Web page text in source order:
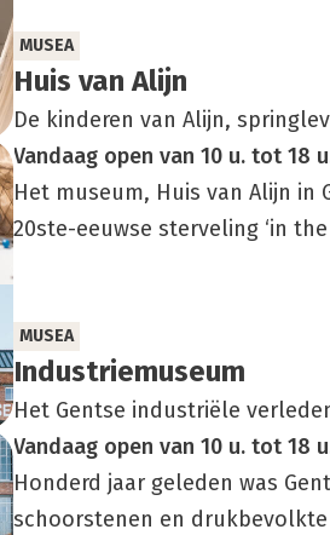
Huis van Alijn
De kinderen van Alijn,
MUSEA
Vandaag open van 10 u. tot18
Het museum, Huis van Alijn in
20ste-eeuwse sterveling ‘in
Indu­strie­mu­se­um
Het Gentse industriële
MUSEA
Vandaag open van 10 u. tot18
Honderd jaar geleden was
schoorstenen en